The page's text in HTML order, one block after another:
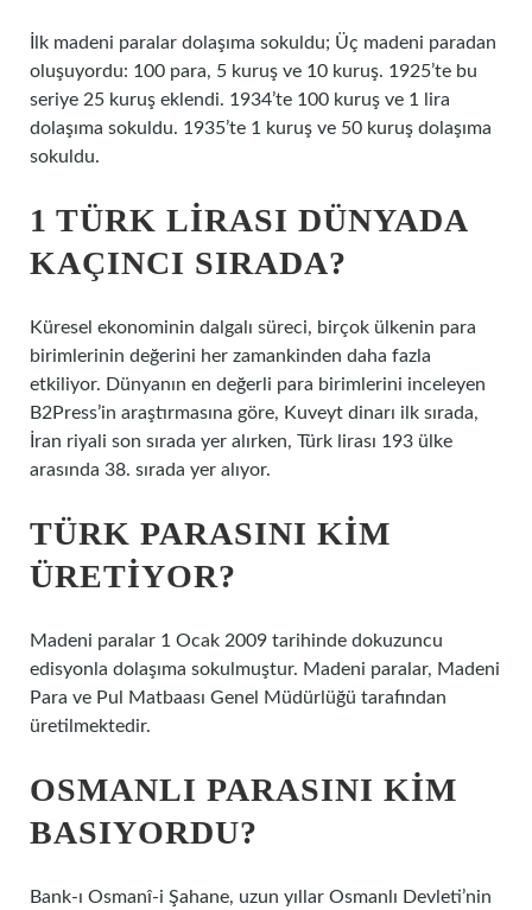
İlk madeni paralar dolaşıma sokuldu; Üç madeni paradan
oluşuyordu: 100 para, 5 kuruş ve 10 kuruş. 1925’te bu
seriye 25 kuruş eklendi. 1934’te 100 kuruş ve 1 lira
dolaşıma sokuldu. 1935’te 1 kuruş ve 50 kuruş dolaşıma
sokuldu.
1 TÜRK LIRASI DÜNYADA
KAÇINCI SIRADA?
Küresel ekonominin dalgalı süreci, birçok ülkenin para
birimlerinin değerini her zamankinden daha fazla
etkiliyor. Dünyanın en değerli para birimlerini inceleyen
B2Press’in araştırmasına göre, Kuveyt dinarı ilk sırada,
İran riyali son sırada yer alırken, Türk lirası 193 ülke
arasında 38. sırada yer alıyor.
TÜRK PARASINI KIM
ÜRETIYOR?
Madeni paralar 1 Ocak 2009 tarihinde dokuzuncu
edisyonla dolaşıma sokulmuştur. Madeni paralar, Madeni
Para ve Pul Matbaası Genel Müdürlüğü tarafından
üretilmektedir.
OSMANLI PARASINI KIM
BASIYORDU?
Bank-ı Osmanî-i Şahane, uzun yıllar Osmanlı Devleti’nin